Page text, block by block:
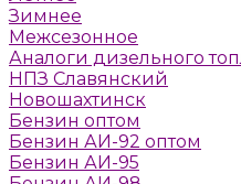
Зимнее
Межсезонное
Аналоги дизельного
НПЗ Славянский
Новошахтинск
Бензин оптом
Бензин АИ-92 оптом
Бензин АИ-95